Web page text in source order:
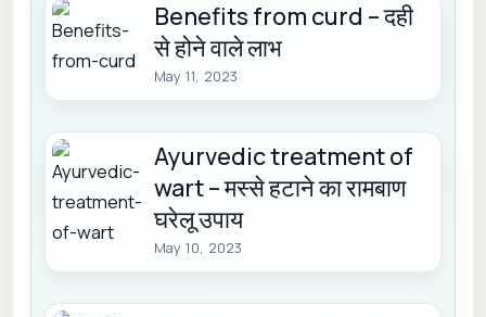
Benefits from curd – दही
से होने वाले लाभ
May 11, 2023
Ayurvedic treatment of
wart – मस्से हटाने का रामबाण
घरेलू उपाय
May 10, 2023